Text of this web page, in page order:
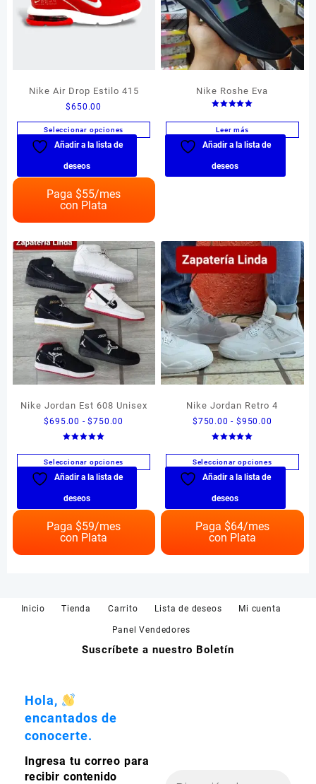
Nike Air Drop Estilo 415
$650.00
Seleccionar opciones
Este
tiene
múltiples
variantes.
Las
se
pueden
elegir
en
la
página
de
producto
Añadir a la lista de
deseos
Paga $55/mes
con Plata
Nike Roshe Eva
5.00
de 5
Leer más
Añadir a la lista de
deseos
Nike Jordan Est 608 Unisex
$695.00 - $750.00
desde
$695.00
$750.00
5.00
de 5
Seleccionar opciones
Este
tiene
múltiples
variantes.
Las
elegir
Añadir a la lista de
deseos
Paga $59/mes
con Plata
Nike Jordan Retro 4
$750.00 - $950.00
desde
$750.00
$950.00
5.00
de 5
Seleccionar opciones
Este
tiene
múltiples
variantes.
Las
elegir
Añadir a la lista de
deseos
Paga $64/mes
con Plata
Inicio Tienda Carrito Lista de deseos Mi cuenta
Panel Vendedores
Suscríbete a nuestro Boletín
Hola,
encantados de
conocerte.
Ingresa tu correo para
recibir contenido